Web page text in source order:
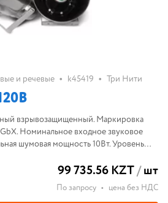
и речевые • k45419 • Три Нити
взрывозащищенный. Маркировка
Номинальное входное звуковое
шумовая мощность 10Вт. Уровень
99 735.56 KZT/шт
По запросу • цена без НДС